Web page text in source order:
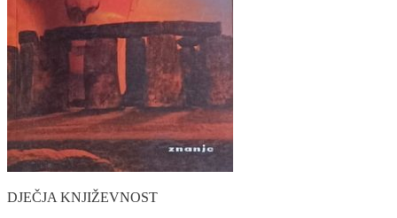
DJEČJA KNJIŽEVNOST